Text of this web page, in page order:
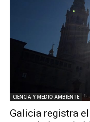
CIENCIA Y MEDIO AMBIENTE
Galicia registra